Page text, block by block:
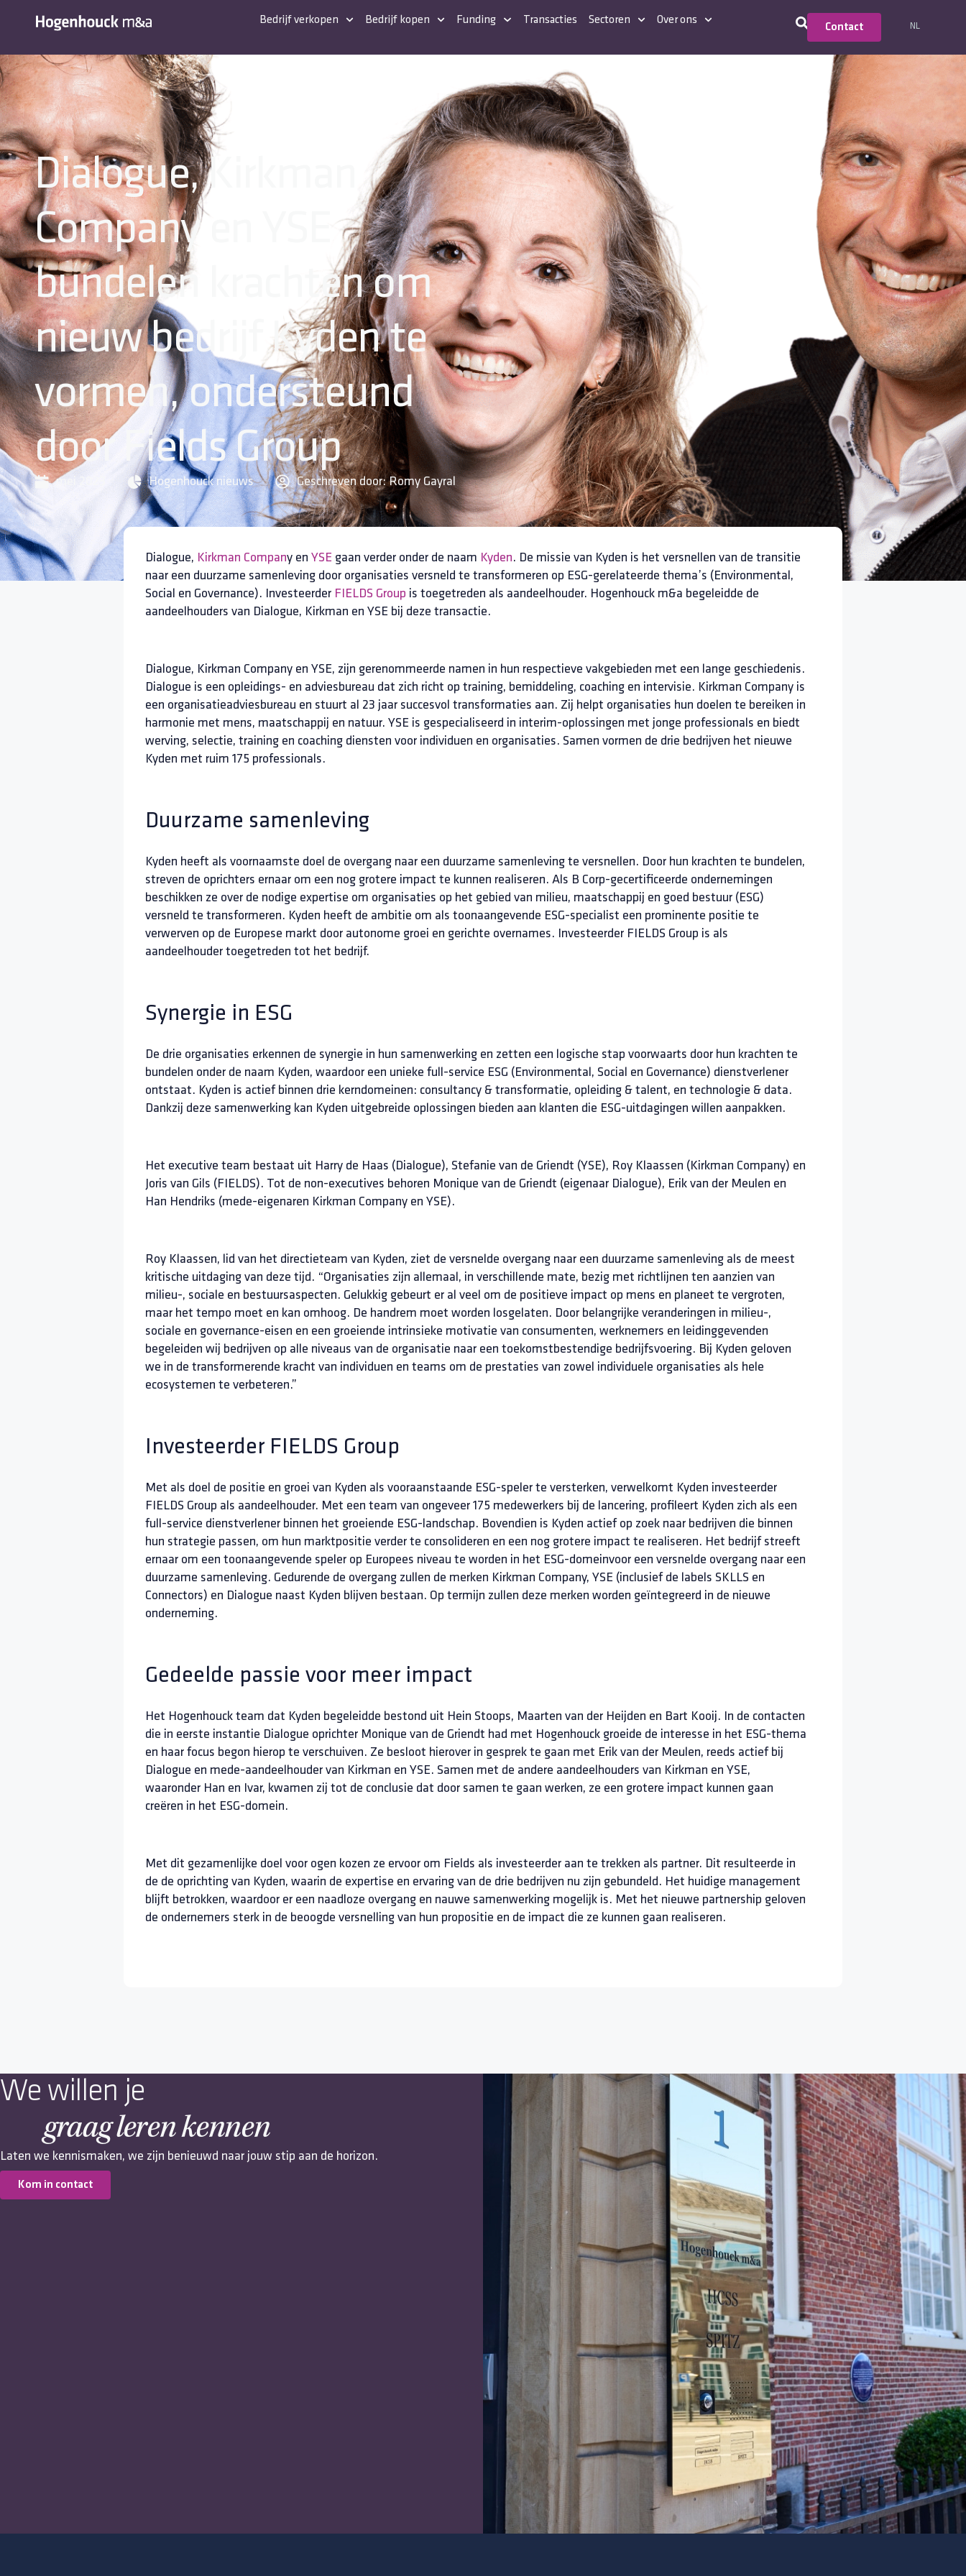
Bedrijf verkopen Bedrijf kopen Funding Transacties Sectoren Over ons
Contact NL
Dialogue, Kirkman
Company en YSE
bundelen krachten om
nieuw bedrijf Kyden te
vormen, ondersteund
door Fields Group
mei 2023 Hogenhouck nieuws Geschreven door:Romy Gayral
Dialogue, Kirkman Company en YSE gaan verder onder de naam Kyden. De missie van Kyden is het versnellen van de transitie
naar een duurzame samenleving door organisaties versneld te transformeren op ESG-gerelateerde thema’s (Environmental,
Social en Governance). Investeerder FIELDS Group is toegetreden als aandeelhouder. Hogenhouck m&a begeleidde de
aandeelhouders van Dialogue, Kirkman en YSE bij deze transactie.
Dialogue, Kirkman Company en YSE, zijn gerenommeerde namen in hun respectieve vakgebieden met een lange geschiedenis.
Dialogue is een opleidings- en adviesbureau dat zich richt op training, bemiddeling, coaching en intervisie. Kirkman Company is
een organisatieadviesbureau en stuurt al 23 jaar succesvol transformaties aan. Zij helpt organisaties hun doelen te bereiken in
harmonie met mens, maatschappij en natuur. YSE is gespecialiseerd in interim-oplossingen met jonge professionals en biedt
werving, selectie, training en coaching diensten voor individuen en organisaties. Samen vormen de drie bedrijven het nieuwe
Kyden met ruim 175 professionals.
Duurzame samenleving
Kyden heeft als voornaamste doel de overgang naar een duurzame samenleving te versnellen. Door hun krachten te bundelen,
streven de oprichters ernaar om een nog grotere impact te kunnen realiseren. Als B Corp-gecertificeerde ondernemingen
beschikken ze over de nodige expertise om organisaties op het gebied van milieu, maatschappij en goed bestuur (ESG)
versneld te transformeren. Kyden heeft de ambitie om als toonaangevende ESG-specialist een prominente positie te
verwerven op de Europese markt door autonome groei en gerichte overnames. Investeerder FIELDS Group is als
aandeelhouder toegetreden tot het bedrijf.
Synergie in ESG
De drie organisaties erkennen de synergie in hun samenwerking en zetten een logische stap voorwaarts door hun krachten te
bundelen onder de naam Kyden, waardoor een unieke full-service ESG (Environmental, Social en Governance) dienstverlener
ontstaat. Kyden is actief binnen drie kerndomeinen: consultancy & transformatie, opleiding & talent, en technologie & data.
Dankzij deze samenwerking kan Kyden uitgebreide oplossingen bieden aan klanten die ESG-uitdagingen willen aanpakken.
Het executive team bestaat uit Harry de Haas (Dialogue), Stefanie van de Griendt (YSE), Roy Klaassen (Kirkman Company) en
Joris van Gils (FIELDS). Tot de non-executives behoren Monique van de Griendt (eigenaar Dialogue), Erik van der Meulen en
Han Hendriks (mede-eigenaren Kirkman Company en YSE).
Roy Klaassen, lid van het directieteam van Kyden, ziet de versnelde overgang naar een duurzame samenleving als de meest
kritische uitdaging van deze tijd. “Organisaties zijn allemaal, in verschillende mate, bezig met richtlijnen ten aanzien van
milieu-, sociale en bestuursaspecten. Gelukkig gebeurt er al veel om de positieve impact op mens en planeet te vergroten,
maar het tempo moet en kan omhoog. De handrem moet worden losgelaten. Door belangrijke veranderingen in milieu-,
sociale en governance-eisen en een groeiende intrinsieke motivatie van consumenten, werknemers en leidinggevenden
begeleiden wij bedrijven op alle niveaus van de organisatie naar een toekomstbestendige bedrijfsvoering. Bij Kyden geloven
we in de transformerende kracht van individuen en teams om de prestaties van zowel individuele organisaties als hele
ecosystemen te verbeteren.”
Investeerder FIELDS Group
Met als doel de positie en groei van Kyden als vooraanstaande ESG-speler te versterken, verwelkomt Kyden investeerder
FIELDS Group als aandeelhouder. Met een team van ongeveer 175 medewerkers bij de lancering, profileert Kyden zich als een
full-service dienstverlener binnen het groeiende ESG-landschap. Bovendien is Kyden actief op zoek naar bedrijven die binnen
hun strategie passen, om hun marktpositie verder te consolideren en een nog grotere impact te realiseren. Het bedrijf streeft
ernaar om een toonaangevende speler op Europees niveau te worden in het ESG-domeinvoor een versnelde overgang naar een
duurzame samenleving. Gedurende de overgang zullen de merken Kirkman Company, YSE (inclusief de labels SKLLS en
Connectors) en Dialogue naast Kyden blijven bestaan. Op termijn zullen deze merken worden geïntegreerd in de nieuwe
onderneming.
Gedeelde passie voor meer impact
Het Hogenhouck team dat Kyden begeleidde bestond uit Hein Stoops, Maarten van der Heijden en Bart Kooij. In de contacten
die in eerste instantie Dialogue oprichter Monique van de Griendt had met Hogenhouck groeide de interesse in het ESG-thema
en haar focus begon hierop te verschuiven. Ze besloot hierover in gesprek te gaan met Erik van der Meulen, reeds actief bij
Dialogue en mede-aandeelhouder van Kirkman en YSE. Samen met de andere aandeelhouders van Kirkman en YSE,
waaronder Han en Ivar, kwamen zij tot de conclusie dat door samen te gaan werken, ze een grotere impact kunnen gaan
creëren in het ESG-domein.
Met dit gezamenlijke doel voor ogen kozen ze ervoor om Fields als investeerder aan te trekken als partner. Dit resulteerde in
de de oprichting van Kyden, waarin de expertise en ervaring van de drie bedrijven nu zijn gebundeld. Het huidige management
blijft betrokken, waardoor er een naadloze overgang en nauwe samenwerking mogelijk is. Met het nieuwe partnership geloven
de ondernemers sterk in de beoogde versnelling van hun propositie en de impact die ze kunnen gaan realiseren.
We willen je
graag leren kennen
Laten we kennismaken, we zijn benieuwd naar jouw stip aan de horizon.
Kom in contact